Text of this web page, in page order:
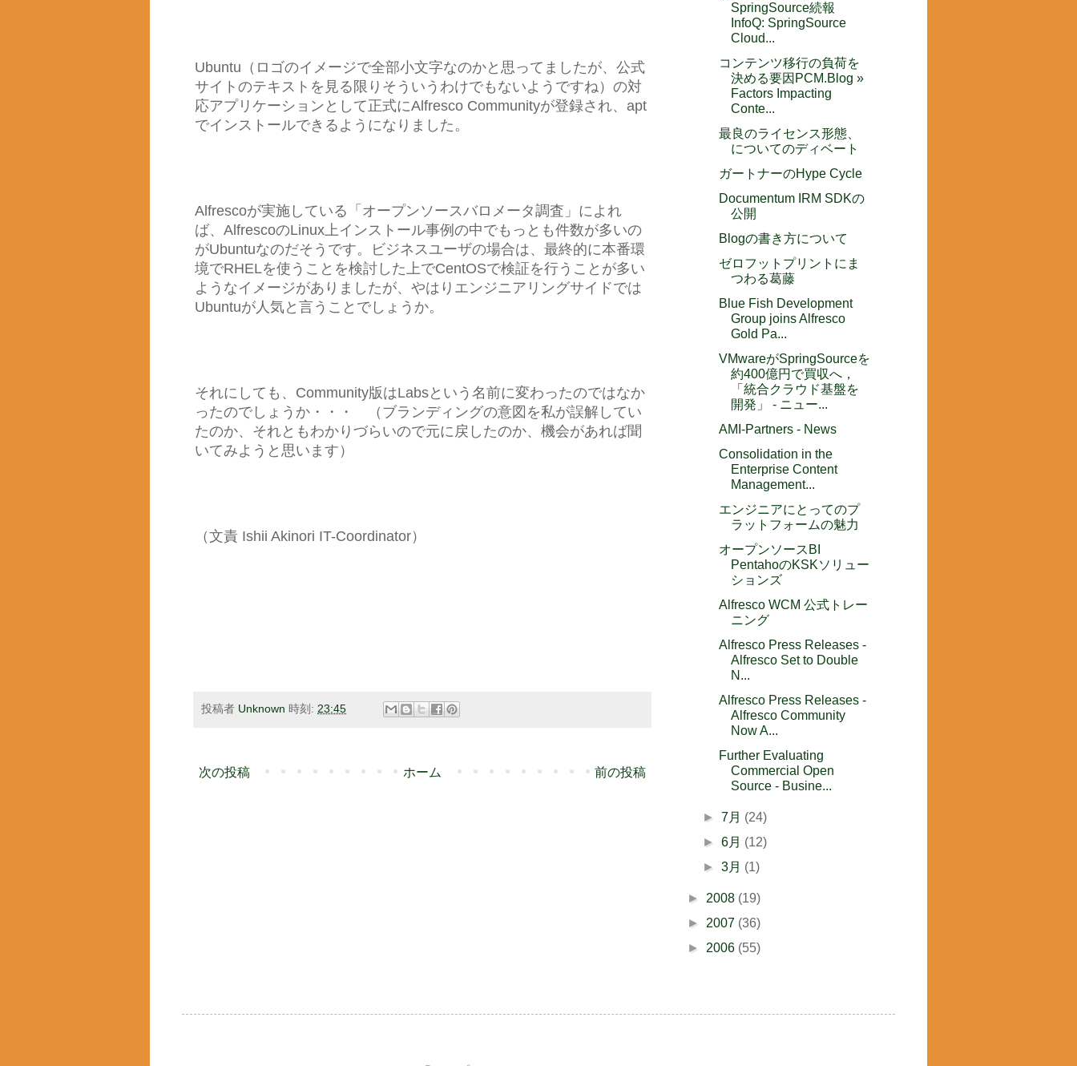
Ubuntu（ロゴのイメージで全部小文字なのかと思ってましたが、公式
サイトのテキストを見る限りそういうわけでもないようですね）の対
応アプリケーションとして正式にAlfresco Communityが登録され、apt
でインストールできるようになりました。
Alfrescoが実施している「オープンソースバロメータ調査」によれ
ば、AlfrescoのLinux上インストール事例の中でもっとも件数が多いの
がUbuntuなのだそうです。ビジネスユーザの場合は、最終的に本番環
境でRHELを使うことを検討した上でCentOSで検証を行うことが多い
ようなイメージがありましたが、やはりエンジニアリングサイドでは
Ubuntuが人気と言うことでしょうか。
それにしても、Community版はLabsという名前に変わったのではなか
ったのでしょうか・・・ （ブランディングの意図を私が誤解してい
たのか、それともわかりづらいので元に戻したのか、機会があれば聞
いてみようと思います）
（文責 Ishii Akinori IT-Coordinator）
投稿者 Unknown 時刻: 23:45
次の投稿 前の投稿
ホーム
SpringSource続報
InfoQ: SpringSource
Cloud...
コンテンツ移行の負荷を
決める要因PCM.Blog »
Factors Impacting
Conte...
最良のライセンス形態、
についてのディベート
ガートナーのHype Cycle
Documentum IRM SDKの
公開
Blogの書き方について
ゼロフットプリントにま
つわる葛藤
Blue Fish Development
Group joins Alfresco
Gold Pa...
VMwareがSpringSourceを
約400億円で買収へ，
「統合クラウド基盤を
開発」 - ニュー...
AMI-Partners - News
Consolidation in the
Enterprise Content
Management...
エンジニアにとってのプ
ラットフォームの魅力
オープンソースBI
PentahoのKSKソリュー
ションズ
Alfresco WCM 公式トレー
ニング
Alfresco Press Releases -
Alfresco Set to Double
N...
Alfresco Press Releases -
Alfresco Community
Now A...
Further Evaluating
Commercial Open
Source - Busine...
►7月 (24)
►6月 (12)
►3月 (1)
► 2008 (19)
► 2007 (36)
► 2006 (55)